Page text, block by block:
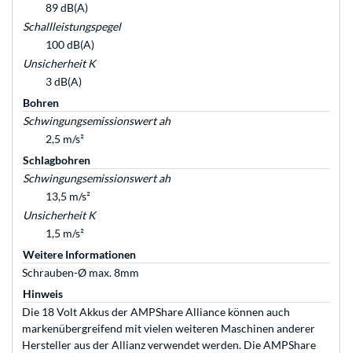
89 dB(A)
Schallleistungspegel
100 dB(A)
Unsicherheit K
3 dB(A)
Bohren
Schwingungsemissionswert ah
2,5 m/s²
Schlagbohren
Schwingungsemissionswert ah
13,5 m/s²
Unsicherheit K
1,5 m/s²
Weitere Informationen
Schrauben-Ø max. 8mm
Hinweis
Die 18 Volt Akkus der AMPShare Alliance können auch
markenübergreifend mit vielen weiteren Maschinen anderer
Hersteller aus der Allianz verwendet werden. Die AMPShare